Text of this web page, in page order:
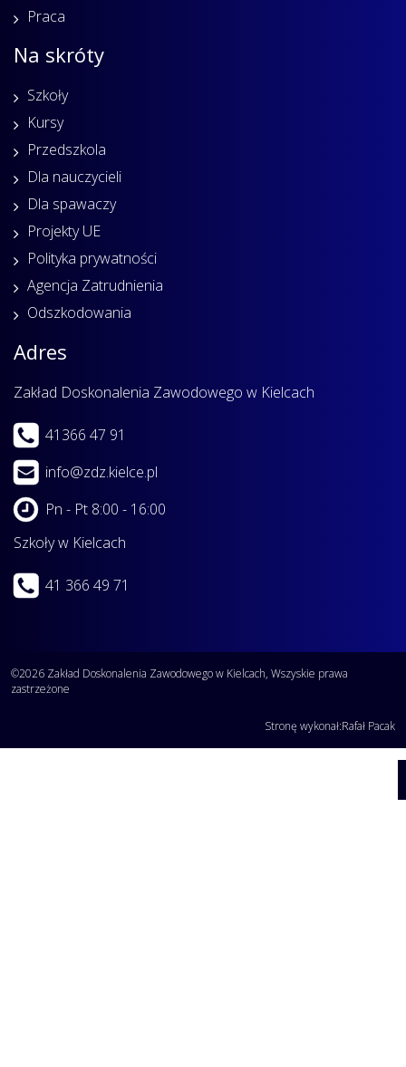
Praca
Na skróty
Szkoły
Kursy
Przedszkola
Dla nauczycieli
Dla spawaczy
Projekty UE
Polityka prywatności
Agencja Zatrudnienia
Odszkodowania
Adres
Zakład Doskonalenia Zawodowego w Kielcach
41366 47 91
info@zdz.kielce.pl
Pn - Pt 8:00 - 16:00
Szkoły w Kielcach
41 366 49 71
©2026 Zakład Doskonalenia Zawodowego w Kielcach, Wszyskie prawa
zastrzeżone
Stronę wykonał:Rafał Pacak